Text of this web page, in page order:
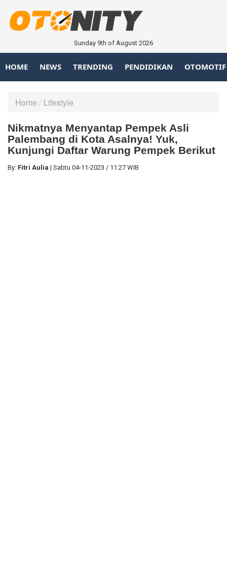
Sunday 9th of August 2026
HOME NEWS TRENDING PENDIDIKAN OTOMOTIF
Home Lifestyle
Nikmatnya Menyantap Pempek Asli
Palembang di Kota Asalnya! Yuk,
Kunjungi Daftar Warung Pempek Berikut
By: Fitri Aulia | Sabtu 04-11-2023 / 11:27 WIB